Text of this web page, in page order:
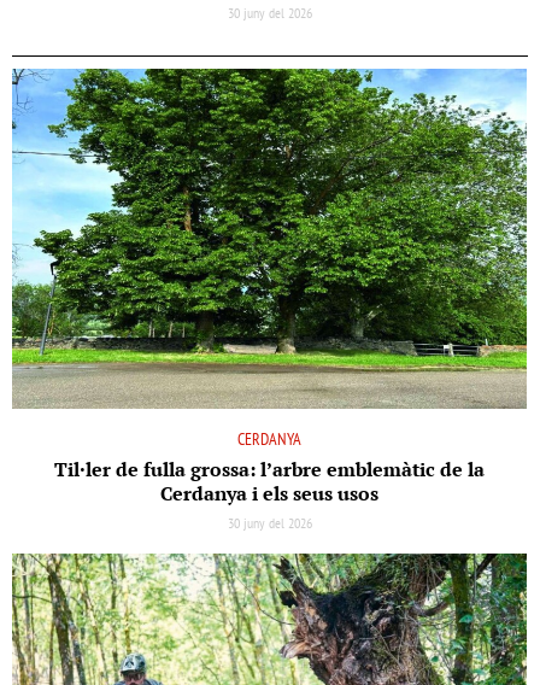
30 juny del 2026
CERDANYA
Til·ler de fulla grossa: l’arbre emblemàtic de la
Cerdanya i els seus usos
30 juny del 2026